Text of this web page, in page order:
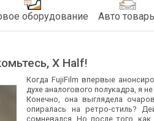
оборудование Авто
X Half!
Когда FujiFilm впервые
духе аналогового полукадра, я
Конечно, она выглядела
опиралась на ретро-стиль?
сомневался. Но после того,